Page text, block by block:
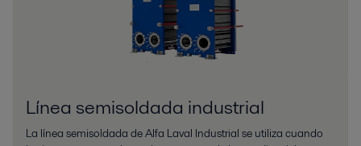
Línea semisoldada industrial
La línea semisoldada de Alfa Laval Industrial se utiliza cuando